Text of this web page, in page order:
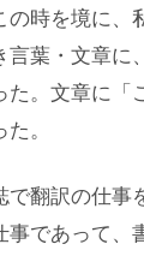
の時を境に、
言葉・文章に
た。文章に「
。
翻訳の仕事
事であって、